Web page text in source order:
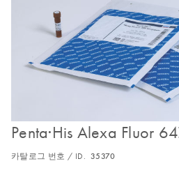
Penta·His Alexa Fluor
카탈로그 번호 / ID. 35370